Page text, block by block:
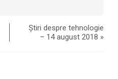
Știri despre tehnologie
– 14 august 2018 »